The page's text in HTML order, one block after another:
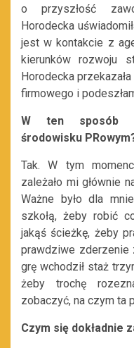
o przyszłość
Horodecka
jest w kontakcie z
kierunków rozwoju
Horodecka
firmowego i
W ten sposób
środowisku
Tak. W tym
zależało mi głównie
Ważne było dla
szkołą, żeby robić
jakąś ścieżkę, żeby
prawdziwe zderzenie
grę wchodził staż
żeby trochę
zobaczyć, na czym ta
Czym się dokładnie